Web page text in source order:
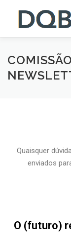
O DQB
Quaisquer
enviados
O (futuro)